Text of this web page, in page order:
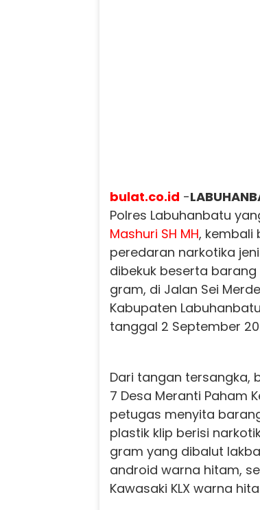
bulat.co.id -
Polres Labuhanbatu
Mashuri SH MH, kembali
peredaran narkotika
dibekuk beserta
gram, di Jalan Sei
Kabupaten
tanggal 2 September
Dari tangan tersangka,
7 Desa Meranti Paham
petugas menyita
plastik klip berisi
gram yang dibalut
android warna hitam,
Kawasaki KLX warna